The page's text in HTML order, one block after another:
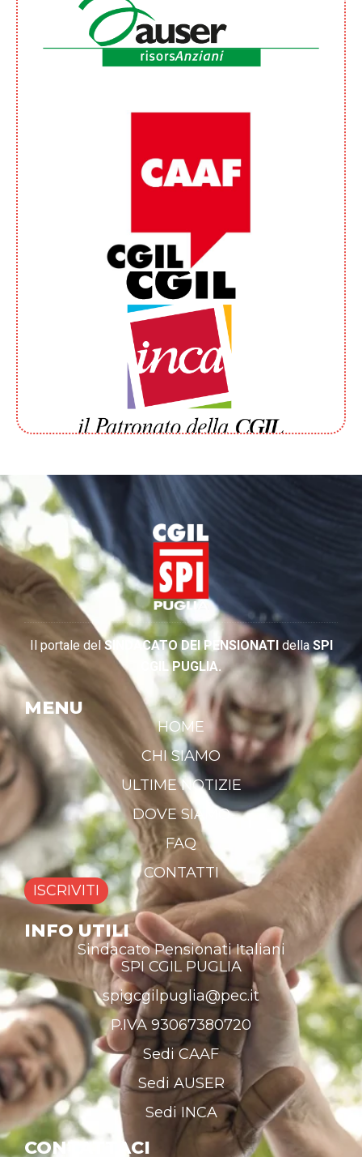
Il portale delSINDACATO DEI PENSIONATIdellaSPI
CGIL PUGLIA.
MENU
HOME
CHI SIAMO
ULTIME NOTIZIE
DOVE SIAMO
FAQ
CONTATTI
ISCRIVITI
INFO UTILI
Sindacato Pensionati Italiani
SPI CGIL PUGLIA
spigcgilpuglia@pec.it
P.IVA 93067380720
Sedi CAAF
Sedi AUSER
Sedi INCA
CONTATTACI